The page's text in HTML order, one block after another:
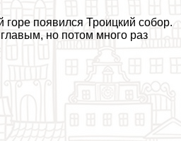
горе появился Троицкий собор.
но потом много раз